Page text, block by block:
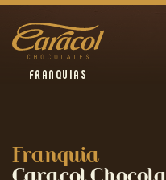
FRANQUIAS
Franquia
Caracol